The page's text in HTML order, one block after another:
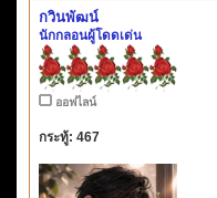
กวินพัฒน์
นักกลอนผู้โดดเด่น
ออฟไลน์
กระทู้: 467